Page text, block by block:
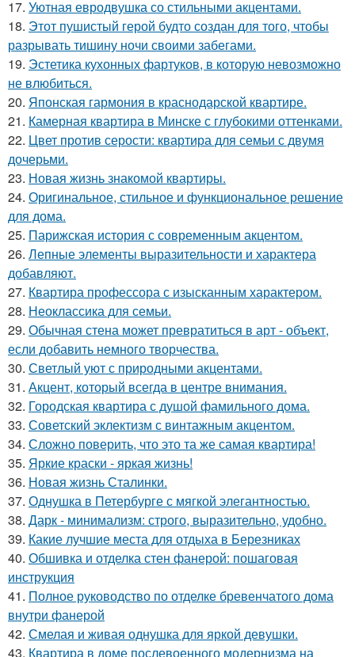
17. Уютная евродвушка со стильными акцентами.
18. Этот пушистый герой будто создан для того, чтобы
разрывать тишину ночи своими забегами.
19. Эстетика кухонных фартуков, в которую невозможно
не влюбиться.
20. Японская гармония в краснодарской квартире.
21. Камерная квартира в Минске с глубокими оттенками.
22. Цвет против серости: квартира для семьи с двумя
дочерьми.
23. Новая жизнь знакомой квартиры.
24. Оригинальное, стильное и функциональное решение
для дома.
25. Парижская история с современным акцентом.
26. Лепные элементы выразительности и характера
добавляют.
27. Квартира профессора с изысканным характером.
28. Неоклассика для семьи.
29. Обычная стена может превратиться в арт - объект,
если добавить немного творчества.
30. Светлый уют с природными акцентами.
31. Акцент, который всегда в центре внимания.
32. Городская квартира с душой фамильного дома.
33. Советский эклектизм с винтажным акцентом.
34. Сложно поверить, что это та же самая квартира!
35. Яркие краски - яркая жизнь!
36. Новая жизнь Сталинки.
37. Однушка в Петербурге с мягкой элегантностью.
38. Дарк - минимализм: строго, выразительно, удобно.
39. Какие лучшие места для отдыха в Березниках
40. Обшивка и отделка стен фанерой: пошаговая
инструкция
41. Полное руководство по отделке бревенчатого дома
внутри фанерой
42. Смелая и живая однушка для яркой девушки.
43. Квартира в доме послевоенного модернизма на